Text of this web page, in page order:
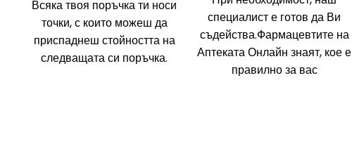
Всяка твоя поръчка ти носи
точки, с които можеш да
приспаднеш стойността на
следващата си поръчка.
специалист е готов да Ви
съдейства.Фармацевтите на
Аптеката Онлайн знаят, кое е
правилно за вас